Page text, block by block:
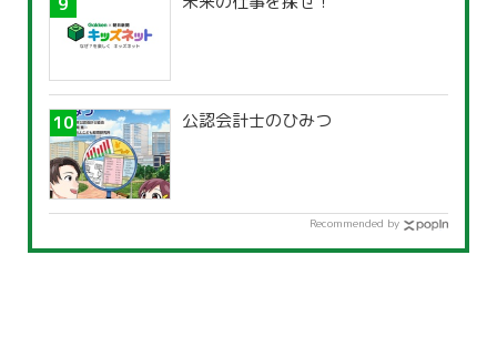
公認会計士のひみつ
Recommended by